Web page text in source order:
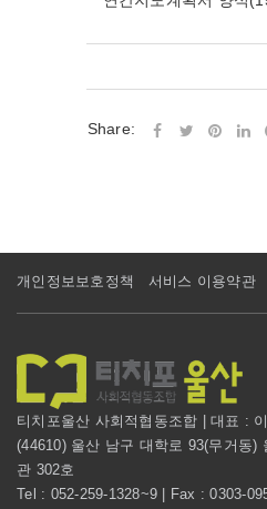
Share:
개인정보보호정책 서비스 이용약관
티치포울산 사회적협동조합 | 대표 :
(44610) 울산 남구 대학로 93(무거동)
관 302호
Tel : 052-259-1328~9 | Fax : 0303-